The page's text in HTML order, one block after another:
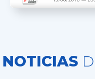
NOTICIAS